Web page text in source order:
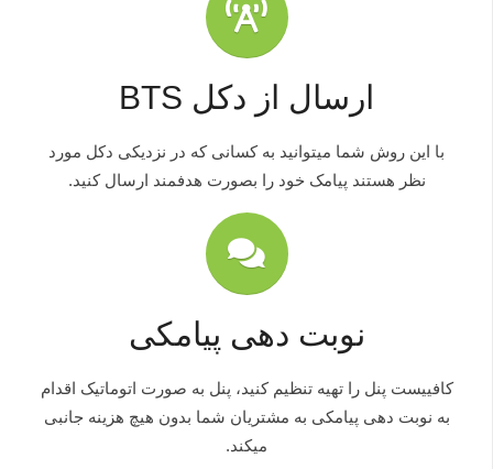
ارسال از دکل BTS
با این روش شما میتوانید به کسانی که در نزدیکی دکل مورد
نظر هستند پیامک خود را بصورت هدفمند ارسال کنید.
نوبت دهی پیامکی
کافییست پنل را تهیه تنظیم کنید، پنل به صورت اتوماتیک اقدام
به نوبت دهی پیامکی به مشتریان شما بدون هیچ هزینه جانبی
میکند.